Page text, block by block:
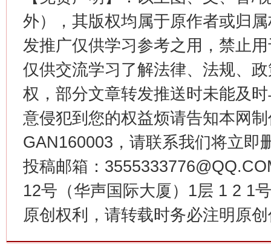
外），其版权均属于原作者或归
发推广仅供学习参考之用，禁止
仅供交流学习了解法律、法规、
权，部分文章转发推送时未能及
意侵犯到您的权益烦请告知本网
GAN160003，请联系我们将立即
投稿邮箱：
12号（华声国际大厦）1层 1 2 1
原创权利，请转载时务必注明原
“刷贴”乱象丛生
揭批美国五大"原罪"